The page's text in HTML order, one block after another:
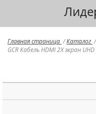
Главная страница /Каталог /
GCR Кабель HDMI 2Х экран